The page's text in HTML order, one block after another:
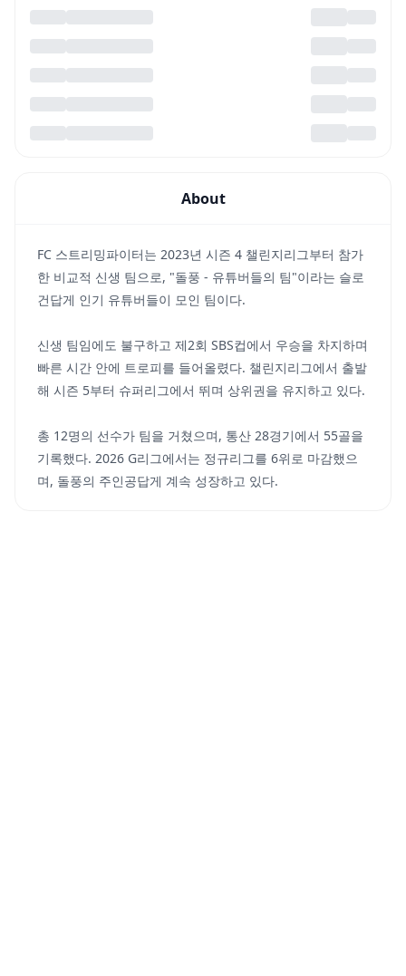
About
FC 스트리밍파이터는 2023년 시즌 4 챌린지리그부터 참가
한 비교적 신생 팀으로, "돌풍 - 유튜버들의 팀"이라는 슬로
건답게 인기 유튜버들이 모인 팀이다.
신생 팀임에도 불구하고 제2회 SBS컵에서 우승을 차지하며
빠른 시간 안에 트로피를 들어올렸다. 챌린지리그에서 출발
해 시즌 5부터 슈퍼리그에서 뛰며 상위권을 유지하고 있다.
총 12명의 선수가 팀을 거쳤으며, 통산 28경기에서 55골을
기록했다. 2026 G리그에서는 정규리그를 6위로 마감했으
며, 돌풍의 주인공답게 계속 성장하고 있다.